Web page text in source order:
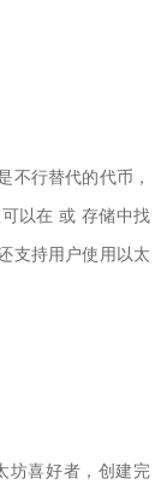
不行替代的代币，
以在 或 存储中找
支持用户使用以太
坊喜好者，创建完